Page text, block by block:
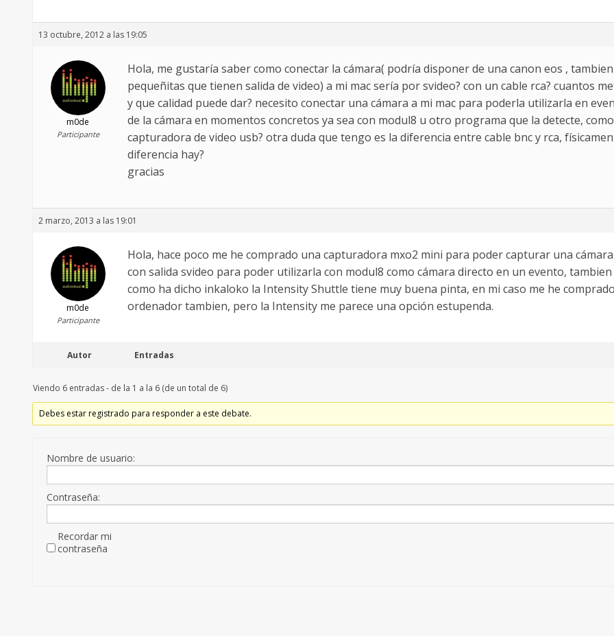
13 octubre, 2012 a las 19:05
m0de
Participante
Hola, me gustaría saber como conectar la cámara( podría disponer de una canon eos ,
pequeñitas que tienen salida de video) a mi mac sería por svideo? con un cable rca? cuantos
y que calidad puede dar? necesito conectar una cámara a mi mac para poderla utilizarla en
de la cámara en momentos concretos ya sea con modul8 u otro programa que la detecte,
capturadora de video usb? otra duda que tengo es la diferencia entre cable bnc y rca,
diferencia hay?
gracias
2 marzo, 2013 a las 19:01
m0de
Participante
Hola, hace poco me he comprado una capturadora mxo2 mini para poder capturar una
con salida svideo para poder utilizarla con modul8 como cámara directo en un evento,
como ha dicho inkaloko la Intensity Shuttle tiene muy buena pinta, en mi caso me he
ordenador tambien, pero la Intensity me parece una opción estupenda.
Autor Entradas
Viendo 6 entradas - de la 1 a la 6 (de un total de 6)
Debes estar registrado para responder a este debate.
Nombre de usuario:
Contraseña:
Recordar mi
contraseña